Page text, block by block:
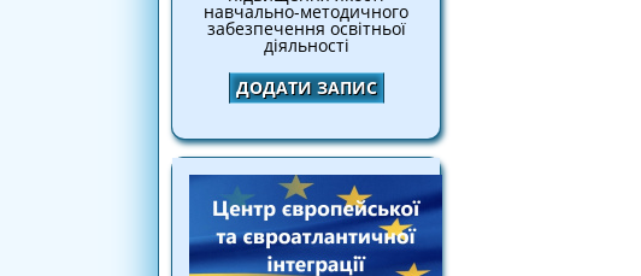
навчально-методичного
забезпечення освітньої
діяльності
ДОДАТИ ЗАПИС